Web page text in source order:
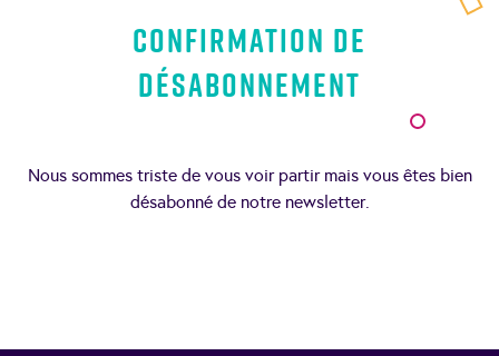
Confirmation de
désabonnement
Nous sommes triste de vous voir partir mais vous êtes bien
désabonné de notre newsletter.